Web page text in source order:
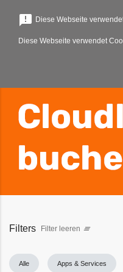
menu
Filters Filter leeren clear_all
Alle Apps & Services
announcement Diese Webseite
Diese Webseite verwendet